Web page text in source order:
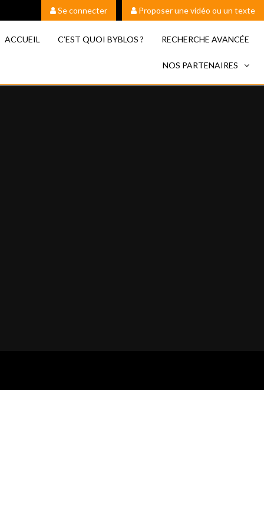
Se connecter Proposer une vidéo ou un texte
ACCUEIL C’EST QUOI BYBLOS ? RECHERCHE AVANCÉE
NOS PARTENAIRES